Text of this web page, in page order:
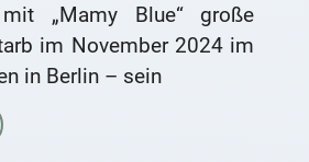
„Mamy Blue“ große
im November 2024 im
in Berlin – sein